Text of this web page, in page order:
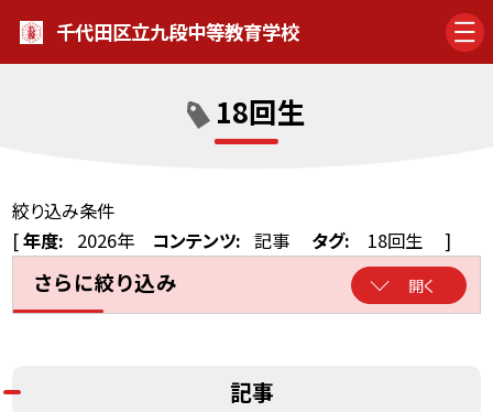
千代田区立九段中等教育学校
18回生
絞り込み条件
[年度: 2026年 コンテンツ: 記事 タグ: 18回生 ]
さらに絞り込み 開く
記事